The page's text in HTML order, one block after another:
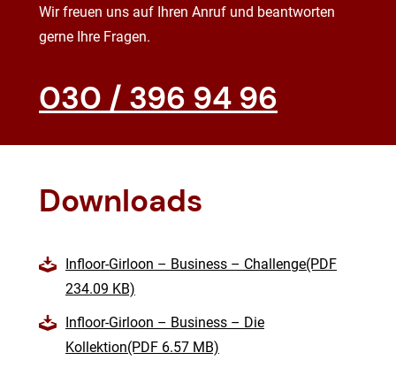
Wir freuen uns auf Ihren Anruf und beantworten
gerne Ihre Fragen.
030 / 396 94 96
Downloads
Infloor-Girloon – Business – Challenge(PDF
234.09 KB)
Infloor-Girloon – Business – Die
Kollektion(PDF 6.57 MB)